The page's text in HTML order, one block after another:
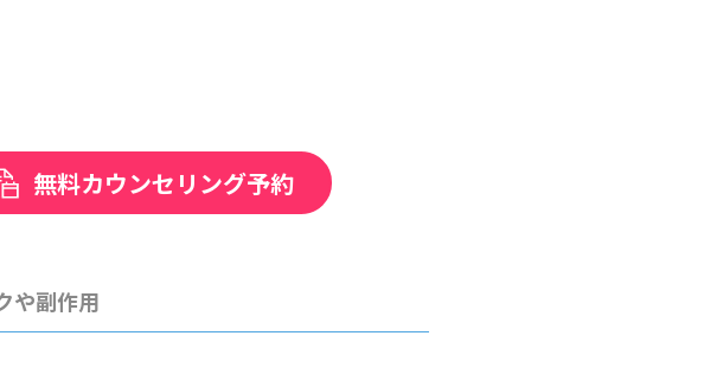
無料カウンセリング予約
や副作用